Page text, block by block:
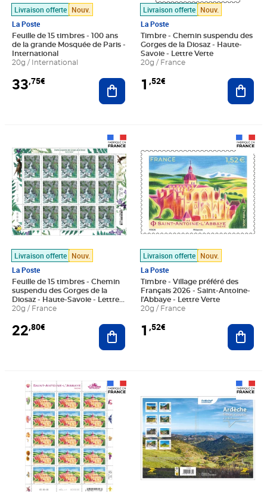
Livraison offerte Nouv.
La Poste
Feuille de 15 timbres - 100 ans
de la grande Mosquée de Paris -
International
20g / International
33,75€ Ajouter au panier
Livraison offerte Nouv.
La Poste
Timbre - Chemin suspendu des
Gorges de la Diosaz - Haute-
Savoie - Lettre Verte
20g / France
1 ,52€
Livraison offerte Nouv.
La Poste
Feuille de 15 timbres - Chemin
suspendu des Gorges de la
Diosaz - Haute-Savoie - Lettre
Verte
20g / France
22,80€ Ajouter au panier
Livraison offerte Nouv.
La Poste
Timbre - Village préféré des
Français 2026 - Saint-Antoine-
l'Abbaye - Lettre Verte
20g / France
1 ,52€
Prix 22,80€